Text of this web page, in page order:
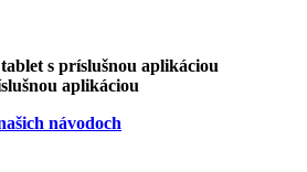
s príslušnou aplikáciou
aplikáciou
návodoch